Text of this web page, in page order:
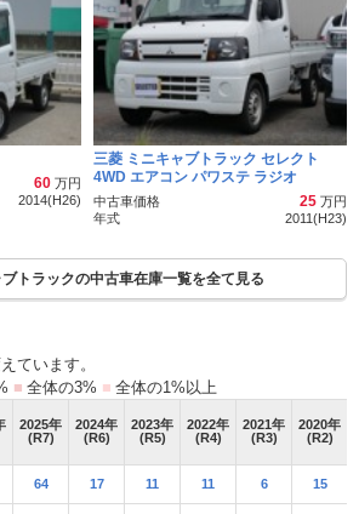
60 万円
2014(H26)
三菱 ミニキャブトラック セレクト
4WD エアコン パワステ ラジオ
中古車価格 25 万円
年式
2011(H23)
トラックの中古車在庫一覧を全て見る
ています。
■ 全体の3% ■ 全体の1%以上
2025年
(R7)
2024年
(R6)
2023年
(R5)
2022年
(R4)
2021年
(R3)
2020年
(R2)
64 17 11 11 6 15